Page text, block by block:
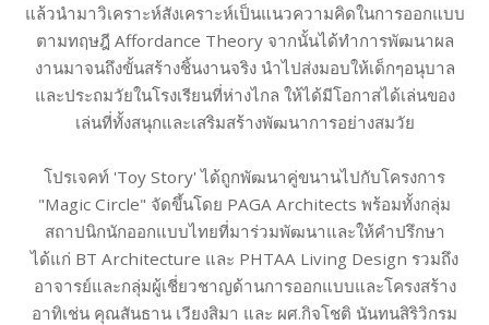
แล้วนำมาวิเคราะห์สังเคราะห์เป็นแนวความคิดในการออกแบบ
ตามทฤษฎี Affordance Theory จากนั้นได้ทำการพัฒนาผล
งานมาจนถึงขั้นสร้างชิ้นงานจริง นำไปส่งมอบให้เด็กๆอนุบาล
และประถมวัยในโรงเรียนที่ห่างไกล ให้ได้มีโอกาสได้เล่นของ
เล่นที่ทั้งสนุกและเสริมสร้างพัฒนาการอย่างสมวัย
โปรเจคท์ 'Toy Story' ได้ถูกพัฒนาคู่ขนานไปกับโครงการ
"Magic Circle" จัดขึ้นโดย PAGA Architects พร้อมทั้งกลุ่ม
สถาปนิกนักออกแบบไทยที่มาร่วมพัฒนาและให้คำปรึกษา
ได้แก่ BT Architecture และ PHTAA Living Design รวมถึง
อาจารย์และกลุ่มผู้เชี่ยวชาญด้านการออกแบบและโครงสร้าง
อาทิเช่น คุณสันธาน เวียงสิมา และ ผศ.กิจโชติ นันทนสิริวิกรม